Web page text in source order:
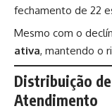
fechamento de 22
Mesmo com o
ativa, mantendo o
Distribuição
Atendimento